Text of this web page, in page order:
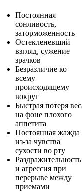
Постоянная
сонливость,
заторможенность
Остекленевший
взгляд, сужение
зрачков
Безразличие ко
всему
происходящему
вокруг
Быстрая потеря
на фоне плохого
аппетита
Постоянная жажда
из-за чувства
сухости во рту
Раздражительность
и агрессия при
перерыве между
приемами